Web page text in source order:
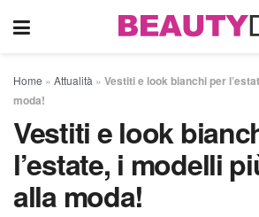
Home » Attualità » Vestiti e look bianchi per
moda!
Vestiti e look
l’estate, i modelli
alla moda!